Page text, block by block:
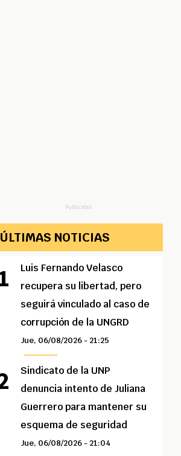
Publicidad
ÚLTIMAS NOTICIAS
Luis Fernando Velasco
recupera su libertad, pero
seguirá vinculado al caso de
corrupción de la UNGRD
Jue, 06/08/2026 - 21:25
Sindicato de la UNP
denuncia intento de Juliana
Guerrero para mantener su
esquema de seguridad
Jue, 06/08/2026 - 21:04